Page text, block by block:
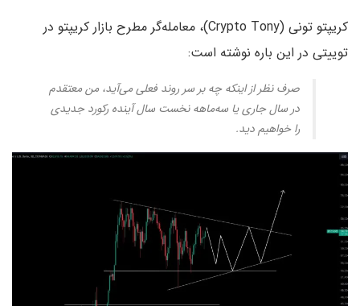
کریپتو تونی (Crypto Tony)، معامله‌گر مطرح بازار کریپتو در
توییتی در این باره نوشته است:
صرف نظر از اینکه چه بر سر روند فعلی می‌آید، من معتقدم
در سال جاری یا سه‌ماهه نخست سال آینده رکورد جدیدی
را خواهیم دید.